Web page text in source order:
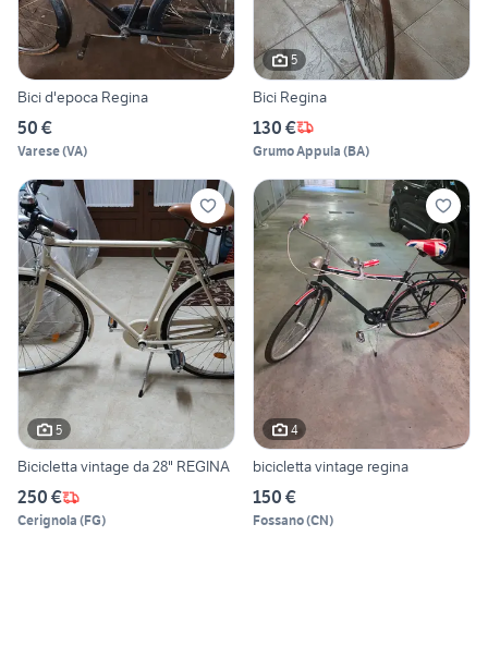
Bici d'epoca Regina
50 €
Varese(VA)
5
Bici Regina
130 €
Grumo Appula (BA)
5
Bicicletta vintage da 28" REGINA
250 €
Cerignola (FG)
4
bicicletta vintage regina
150 €
Fossano(CN)